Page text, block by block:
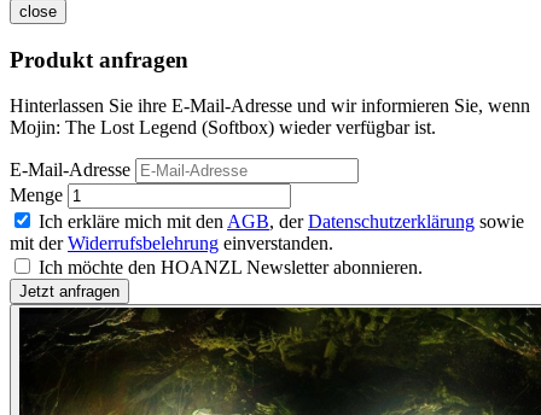
close
Produkt anfragen
Hinterlassen Sie ihre E-Mail-Adresse und wir informieren Sie, wenn
Mojin: The Lost Legend (Softbox) wieder verfügbar ist.
E-Mail-Adresse
Menge
Ich erkläre mich mit den AGB, derDatenschutzerklärung sowie
mit derWiderrufsbelehrung einverstanden.
Ich möchte den HOANZL Newsletter abonnieren.